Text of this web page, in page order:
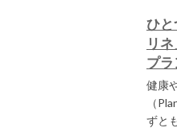
ひと
リネ
プ
健康
（
ずと